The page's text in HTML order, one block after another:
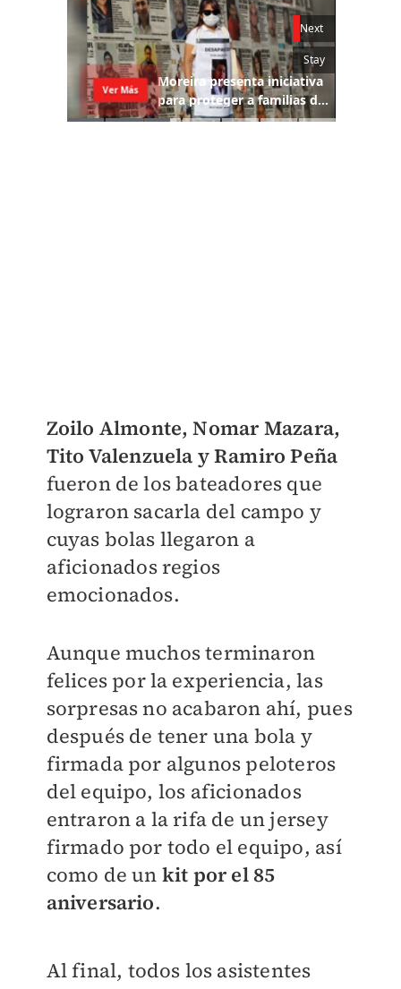
Zoilo Almonte, Nomar Mazara,
Tito Valenzuela y Ramiro Peña
fueron de los bateadores que
lograron sacarla del campo y
cuyas bolas llegaron a
aficionados regios
emocionados.
Aunque muchos terminaron
felices por la experiencia, las
sorpresas no acabaron ahí, pues
después de tener una bola y
firmada por algunos peloteros
del equipo, los aficionados
entraron a la rifa de un jersey
firmado por todo el equipo, así
como de un kit por el 85
aniversario.
Al final, todos los asistentes